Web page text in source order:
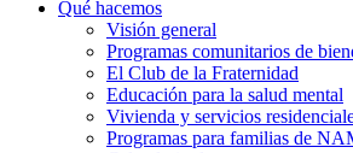
Qué hacemos
Visión general
Programas comunitarios de
El Club de la Fraternidad
Educación para la salud mental
Vivienda y servicios
Programas para familias de